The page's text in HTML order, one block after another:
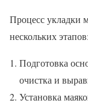
Процесс укладки
нескольких этапов:
Подготовка
очистка и
Установка